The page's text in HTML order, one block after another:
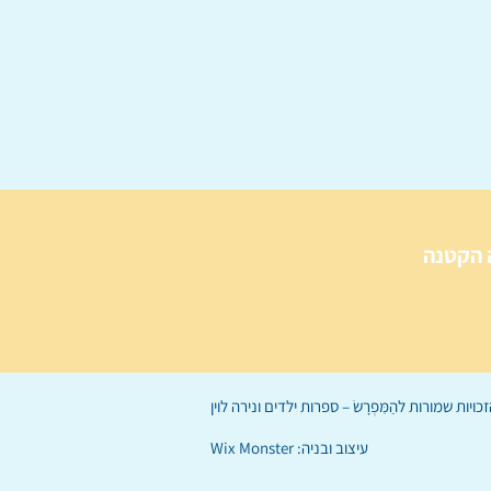
הקטנה
הַמִּפְרָשׂ – ספרות ילדים ונירה לוין
עיצוב ובניה: Wix Monster